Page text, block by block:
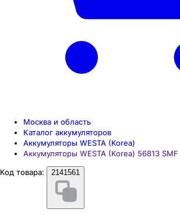
Москва и область
Каталог аккумуляторов
Аккумуляторы WESTA (Korea)
Аккумуляторы WESTA (Korea) 56813 SMF
Код товара:
2141561